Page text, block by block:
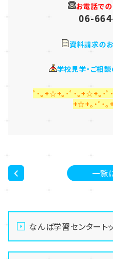
お電話で
06-
資料請求の
学校見学・ご相
ﾟ･｡+☆+｡･ﾟ･｡+☆+｡･ﾟ
+☆+｡･ﾟ･｡
一覧
なんば学習センタート